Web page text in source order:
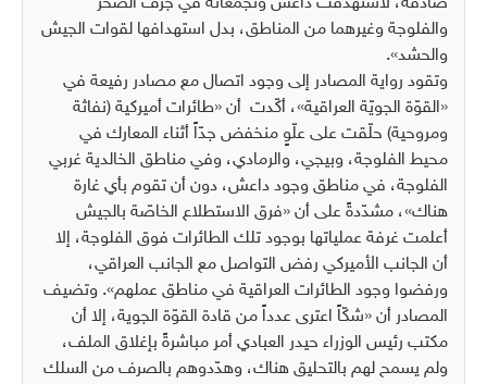
والفلوجة وغيرهما من المناطق، بدل استهدافها لقوات الجيش
والحشد».
وتقود رواية المصادر إلى وجود اتصال مع مصادر رفيعة في
«القوّة الجويّة العراقية»، أكّدت أن «طائرات أميركية (نفاثة
ومروحية) حلّقت على علّوٍ منخفض جدّاً أثناء المعارك في
محيط الفلوجة، وبيجي، والرمادي، وفي مناطق الخالدية غربي
الفلوجة، في مناطق وجود داعش، دون أن تقوم بأي غارة
هناك»، مشدّدةً على أن «فرق الاستطلاع الخاصّة بالجيش
أعلمت غرفة عملياتها بوجود تلك الطائرات فوق الفلوجة، إلا
أن الجانب الأميركي رفض التواصل مع الجانب العراقي،
ورفضوا وجود الطائرات العراقية في مناطق عملهم». وتضيف
المصادر أن «شكّاً اعترى عدداً من قادة القوّة الجوية، إلا أن
مكتب رئيس الوزراء حيدر العبادي أمر مباشرةً بإغلاق الملف،
ولم يسمح لهم بالتحليق هناك، وهدّدوهم بالصرف من السلك